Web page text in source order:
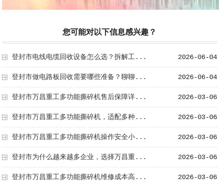
您可能对以下信息感兴趣？
2026-06-04
登封市电线电缆回收设备怎么选？拆解工...
2026-06-04
登封市做电路板回收需要哪些准备？聊聊...
2026-03-06
登封市万昌重工多功能撕碎机售后保障详...
2026-03-06
登封市万昌重工多功能撕碎机，适配多种...
2026-03-06
登封市万昌重工多功能撕碎机操作安全小...
2026-03-06
登封市为什么越来越多企业，选择万昌重...
2026-03-06
登封市万昌重工多功能撕碎机维修成本高...